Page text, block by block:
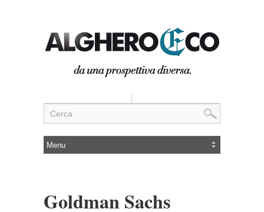
Goldman Sachs